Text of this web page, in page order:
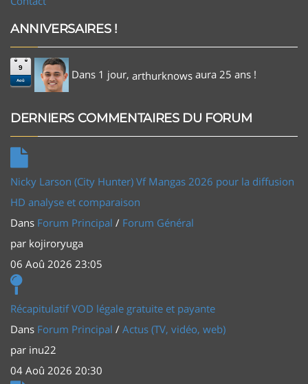
ANNIVERSAIRES !
9
Aoû Dans 1 jour, arthurknows aura 25 ans !
DERNIERS COMMENTAIRES DU FORUM
Nicky Larson (City Hunter) Vf Mangas 2026 pour la diffusion
HD analyse et comparaison
Dans Forum Principal / Forum Général
par kojiroryuga
06 Aoû 2026 23:05
Récapitulatif VOD légale gratuite et payante
Dans Forum Principal / Actus (TV, vidéo, web)
par inu22
04 Aoû 2026 20:30